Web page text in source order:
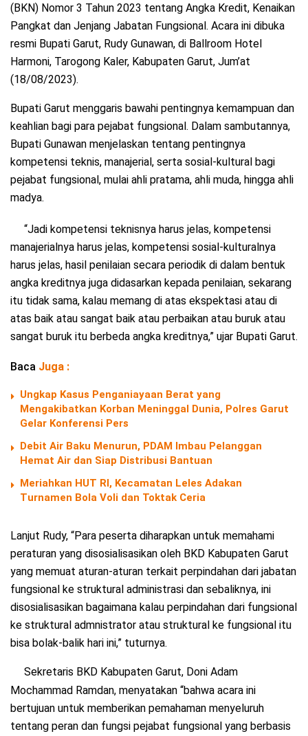
(BKN) Nomor 3 Tahun 2023 tentang Angka Kredit, Kenaikan
Pangkat dan Jenjang Jabatan Fungsional. Acara ini dibuka
resmi Bupati Garut, Rudy Gunawan, di Ballroom Hotel
Harmoni, Tarogong Kaler, Kabupaten Garut, Jum’at
(18/08/2023).
Bupati Garut menggaris bawahi pentingnya kemampuan dan
keahlian bagi para pejabat fungsional. Dalam sambutannya,
Bupati Gunawan menjelaskan tentang pentingnya
kompetensi teknis, manajerial, serta sosial-kultural bagi
pejabat fungsional, mulai ahli pratama, ahli muda, hingga ahli
madya.
“Jadi kompetensi teknisnya harus jelas, kompetensi
manajerialnya harus jelas, kompetensi sosial-kulturalnya
harus jelas, hasil penilaian secara periodik di dalam bentuk
angka kreditnya juga didasarkan kepada penilaian, sekarang
itu tidak sama, kalau memang di atas ekspektasi atau di
atas baik atau sangat baik atau perbaikan atau buruk atau
sangat buruk itu berbeda angka kreditnya,” ujar Bupati Garut.
Baca Juga :
Ungkap Kasus Penganiayaan Berat yang
Mengakibatkan Korban Meninggal Dunia, Polres Garut
Gelar Konferensi Pers
Debit Air Baku Menurun, PDAM Imbau Pelanggan
Hemat Air dan Siap Distribusi Bantuan
Meriahkan HUT RI, Kecamatan Leles Adakan
Turnamen Bola Voli dan Toktak Ceria
Lanjut Rudy, “Para peserta diharapkan untuk memahami
peraturan yang disosialisasikan oleh BKD Kabupaten Garut
yang memuat aturan-aturan terkait perpindahan dari jabatan
fungsional ke struktural administrasi dan sebaliknya, ini
disosialisasikan bagaimana kalau perpindahan dari fungsional
ke struktural admnistrator atau struktural ke fungsional itu
bisa bolak-balik hari ini,” tuturnya.
Sekretaris BKD Kabupaten Garut, Doni Adam
Mochammad Ramdan, menyatakan “bahwa acara ini
bertujuan untuk memberikan pemahaman menyeluruh
tentang peran dan fungsi pejabat fungsional yang berbasis